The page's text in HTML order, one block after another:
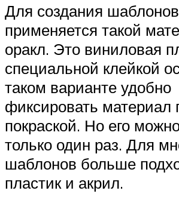
Для создания
применяется такой
оракл. Это виниловая
специальной клейкой
таком варианте удобно
фиксировать материал
покраской. Но его
только один раз. Для
шаблонов больше
пластик и акрил.